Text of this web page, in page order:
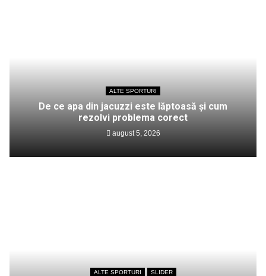
ALTE SPORTURI
De ce apa din jacuzzi este lăptoasă și cum
rezolvi problema corect
august 5, 2026
ALTE SPORTURI SLIDER